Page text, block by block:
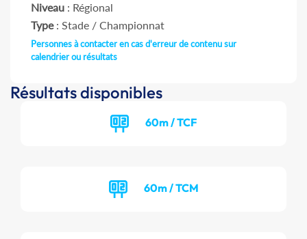
Niveau : Régional
Type: Stade / Championnat
Personnes à contacter en cas d'erreur de contenu sur
calendrier ou résultats
Résultats disponibles
60m / TCF
60m / TCM